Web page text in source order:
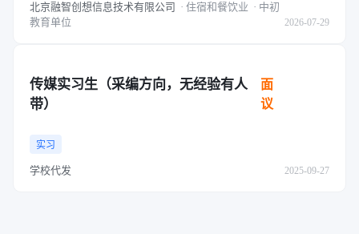
北京融智创想信息技术有限公司 · 住宿和餐饮业 · 中初
教育单位
2026-07-29
传媒实习生（采编方向，无经验有人
带）
面
议
实习
学校代发 2025-09-27